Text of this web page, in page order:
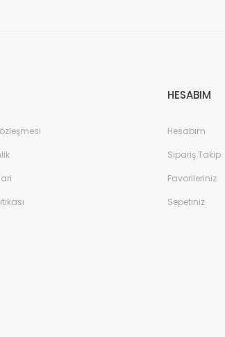
HESABIM
Hesabım
Sipariş Takip
Favorileriniz
Sepetiniz